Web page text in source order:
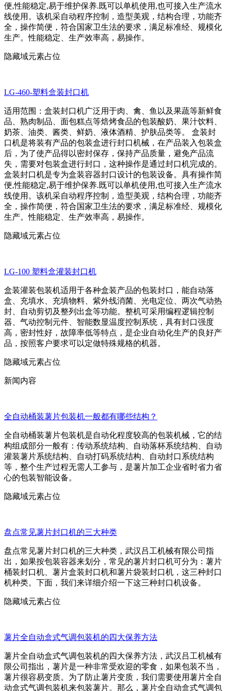
便,性能稳定,易于维护保养.既可以单机使用,也可接入生产流水
线使用。该机采自动程序控制，造型美观，结构合理，功能齐
全，操作简便，符合国家卫生法的要求，满足标准经、规模化
生产。性能稳定、生产效率高，易操作。
隐藏域元素占位
LG-460-塑料盒装封口机
适用范围：盒装封口机广泛用于肉、禽、鱼以及果蔬等新鲜食
品、熟肉制品、面包糕点等焙烤食品的包装酸奶、果汁饮料、
奶茶、油类、酱类、鲜奶、液体酒精、护肤品类等。 盒装封
口机是将装有产品的包装盒进行封口机械，在产品装入包装盒
后，为了使产品得以密封保存，保持产品质量，避免产品流
失，需要对包装盒进行封口，这种操作是通过封口机完成的。
盒装封口机是专为盒装容器封口设计的包装设备。具有操作简
便,性能稳定,易于维护保养.既可以单机使用,也可接入生产流水
线使用。该机采自动程序控制，造型美观，结构合理，功能齐
全，操作简便，符合国家卫生法的要求，满足标准经、规模化
生产。性能稳定、生产效率高，易操作。
隐藏域元素占位
LG-100 塑料盒灌装封口机
盒装灌装包装机适用于各种盒装产品的包装封口，能自动落
盒、充填水、充填物料、紫外线消菌、光电定位、两次气动热
封、自动剪切及整列出盒等功能。整机可采用编程逻辑控制
器、气动控制元件、智能数显温度控制系统，具有封口强度
高，密封性好，故障率低等特点，是企业自动化生产的良好产
品，按照客户要求可以定做特殊规格的机器。
隐藏域元素占位
新闻内容
全自动桶装薯片包装机一般都有哪些结构？
全自动桶装薯片包装机是自动化程度较高的包装机械，它的结
构组成部分一般有：传动系统结构、自动落杯系统结构、自动
灌装薯片系统结构、自动打码系统结构、自动封口系统结构
等，整个生产过程无需人工参与，是薯片加工企业省时省力省
心的包装智能设备。
隐藏域元素占位
盘点常见薯片封口机的三大种类
盘点常见薯片封口机的三大种类，武汉吕工机械有限公司指
出，如果按包装容器来划分，常见的薯片封口机可分为：薯片
桶装封口机、薯片盒装封口机和薯片袋装封口机，这三种封口
机种类。下面，我们来详细介绍一下这三种封口机设备。
隐藏域元素占位
薯片全自动盒式气调包装机的四大保养方法
薯片全自动盒式气调包装机的四大保养方法，武汉吕工机械有
限公司指出，薯片是一种非常受欢迎的零食，如果包装不当，
薯片很容易变质。为了防止薯片变质，我们需要使用薯片全自
动盒式气调包装机来包装薯片。那么，薯片全自动盒式气调包